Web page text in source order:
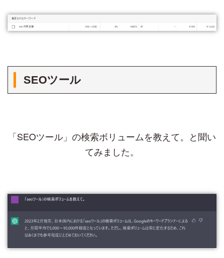
SEOツール
「SEOツール」の検索ボリュームを教えて。と聞い
てみました。